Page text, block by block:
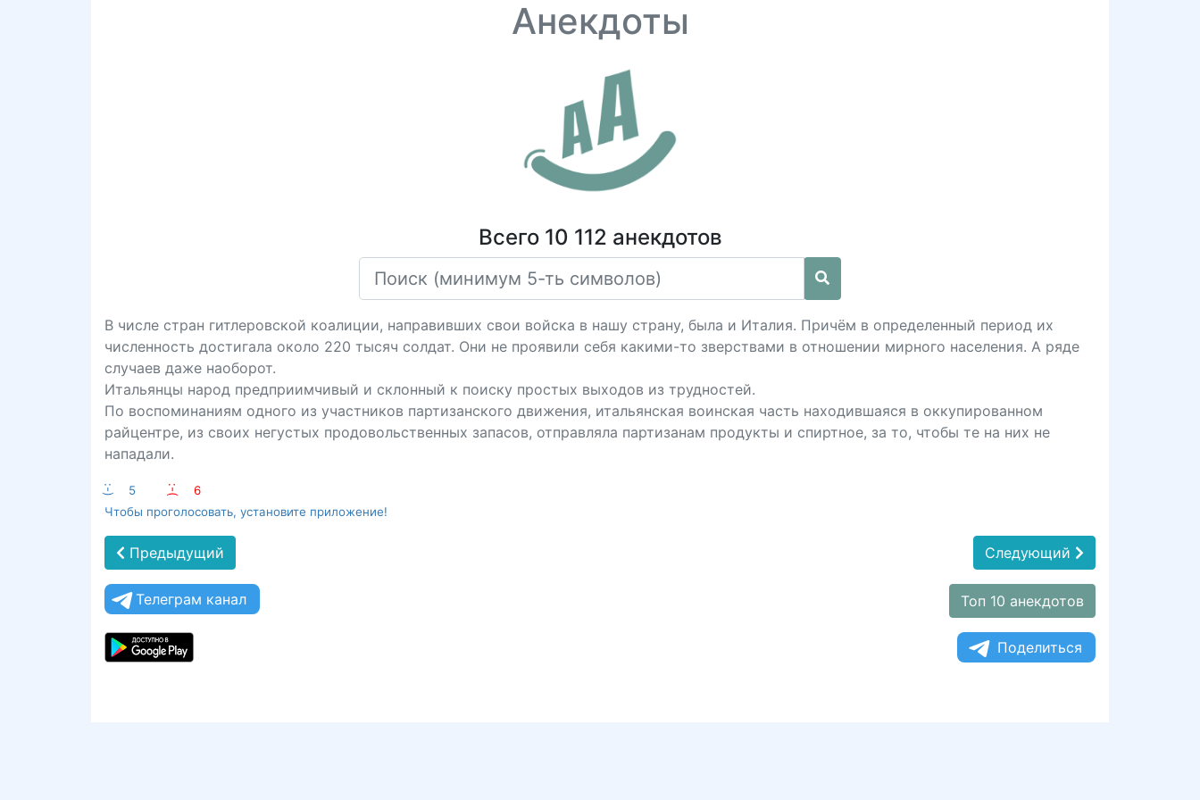
Анекдоты
Всего 10 112 анекдотов
В числе стран гитлеровской коалиции, направивших свои войска в нашу страну, была и Италия. Причём в определенный период их
численность достигала около 220 тысяч солдат. Они не проявили себя какими-то зверствами в отношении мирного населения. А ряде
случаев даже наоборот.
Итальянцы народ предприимчивый и склонный к поиску простых выходов из трудностей.
По воспоминаниям одного из участников партизанского движения, итальянская воинская часть находившаяся в оккупированном
райцентре, из своих негустых продовольственных запасов, отправляла партизанам продукты и спиртное, за то, чтобы те на них не
нападали.
:-) 5 :-(
6
Чтобы проголосовать, установите приложение!
Предыдущий Следующий
Телеграм канал Топ 10 анекдотов
Поделиться